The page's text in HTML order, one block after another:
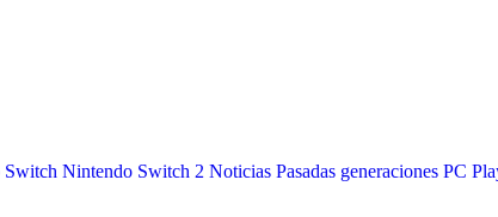
Switch Nintendo Switch 2 Noticias Pasadas generaciones PC